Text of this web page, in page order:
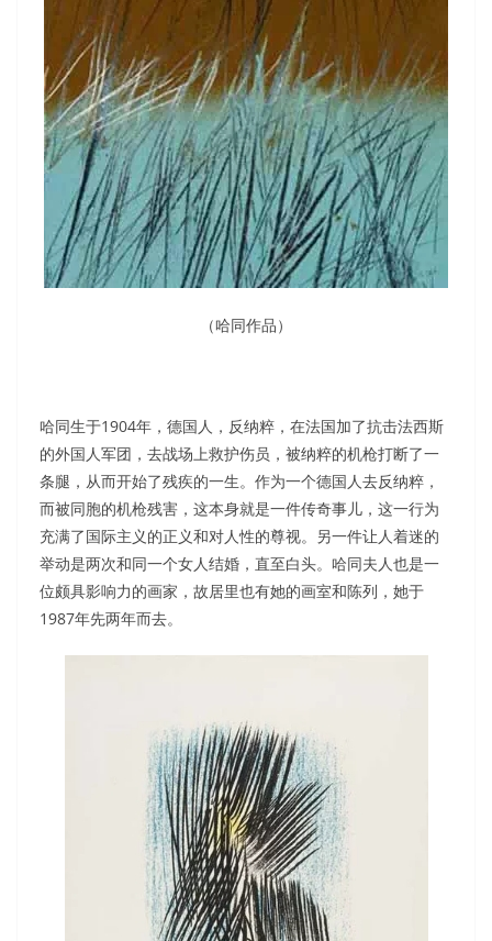
（哈同作品）
哈同生于1904年，德国人，反纳粹，在法国加了抗击法西斯
的外国人军团，去战场上救护伤员，被纳粹的机枪打断了一
条腿，从而开始了残疾的一生。作为一个德国人去反纳粹，
而被同胞的机枪残害，这本身就是一件传奇事儿，这一行为
充满了国际主义的正义和对人性的尊视。另一件让人着迷的
举动是两次和同一个女人结婚，直至白头。哈同夫人也是一
位颇具影响力的画家，故居里也有她的画室和陈列，她于
1987年先两年而去。